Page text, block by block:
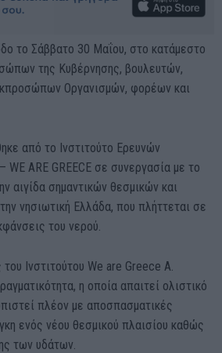
το Σάββατο 30 Μαΐου, στο κατάμεστο
της Κυβέρνησης, βουλευτών,
Οργανισμών, φορέων και
από το Ινστιτούτο Ερευνών
ARE GREECE σε συνεργασία με το
αιγίδα σημαντικών θεσμικών και
νησιωτική Ελλάδα, που πλήττεται σε
του νερού.
Ινστιτούτου We are Greece Α.
η οποία απαιτεί ολιστικό
πλέον με αποσπασματικές
ενός νέου θεσμικού πλαισίου καθώς
των υδάτων.